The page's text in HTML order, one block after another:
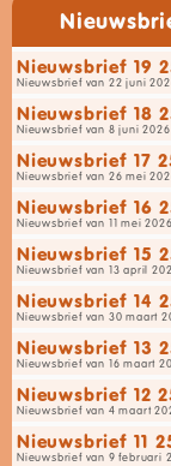
Nieuwsbrief 19
Nieuwsbrief van 22 juni
Nieuwsbrief 18
Nieuwsbrief van 8 juni 2026
Nieuwsbrief 17
Nieuwsbrief van 26 mei
Nieuwsbrief 16
Nieuwsbrief van 11 mei 2026
Nieuwsbrief 15
Nieuwsbrief van 13 april
Nieuwsbrief 14
Nieuwsbrief van 30 maart
Nieuwsbrief 13
Nieuwsbrief van 16 maart
Nieuwsbrief 12
Nieuwsbrief van 4 maart
Nieuwsbrief 11
Nieuwsbrief van 9 februari